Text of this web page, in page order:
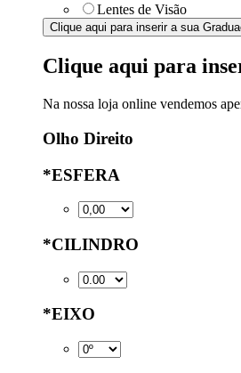
Lentes de Visão
Clique aqui para inserir a sua
Clique aqui para
Na nossa loja online vendemos
Olho Direito
*ESFERA
*CILINDRO
*EIXO